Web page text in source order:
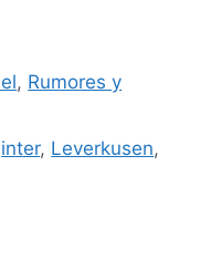
, Rumores y
inter, Leverkusen,